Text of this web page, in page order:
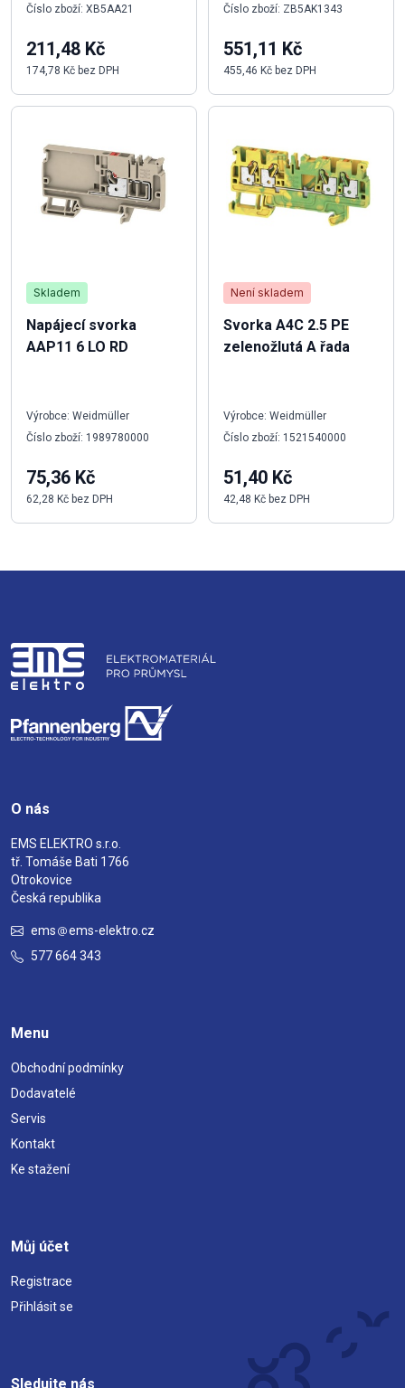
Číslo zboží: XB5AA21
211,48 Kč
174,78 Kč bez DPH
Skladem
Napájecí svorka
AAP11 6 LO RD
Výrobce: Weidmüller
Číslo zboží: 1989780000
75,36 Kč
62,28 Kč bez DPH
Číslo zboží: ZB5AK1343
551,11 Kč
455,46 Kč bez DPH
Není skladem
Svorka A4C 2.5 PE
zelenožlutá A řada
Výrobce: Weidmüller
Číslo zboží: 1521540000
51,40 Kč
42,48 Kč bez DPH
O nás
EMS ELEKTRO s.r.o.
tř. Tomáše Bati 1766
Otrokovice
Česká republika
ems
ems-elektro.cz
577 664 343
Menu
Obchodní podmínky
Dodavatelé
Servis
Kontakt
Ke stažení
Můj účet
Registrace
Přihlásit se
Sledujte nás